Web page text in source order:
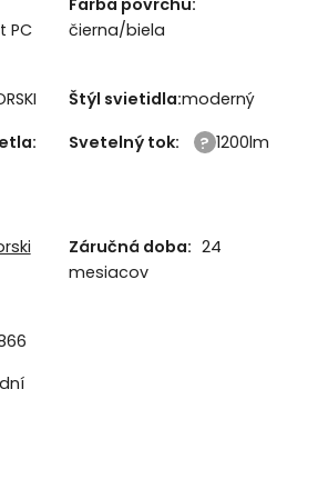
PC
čierna/biela
Štýl svietidla:moderný
: Svetelný tok: 1200lm
Záručná doba: 24
mesiacov